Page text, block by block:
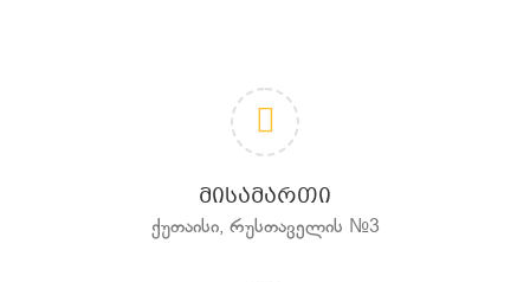
ᲛᲘᲡᲐᲛᲐᲠᲗᲘ
ქუთაისი, რუსთაველის №3